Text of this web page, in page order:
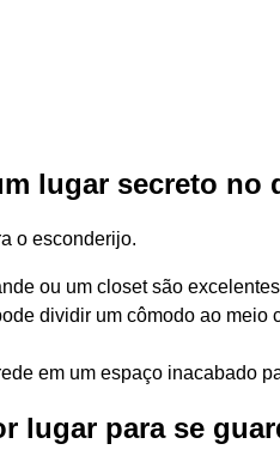
lugar secreto no
o esconderijo.
ou um closet são
dividir um cômodo ao meio
em um espaço inacabado
lugar para se